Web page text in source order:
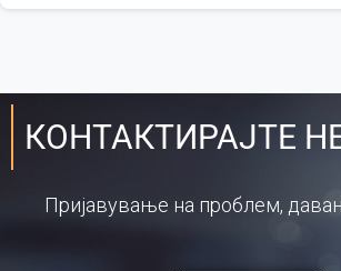
КОНТАКТИРАЈТЕ
Пријавување на проблем,